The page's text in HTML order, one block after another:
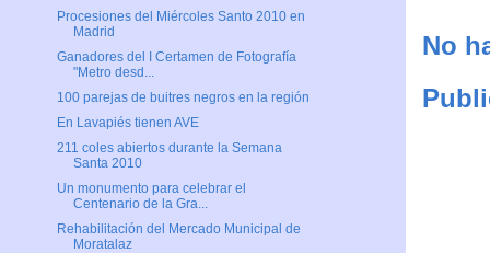
No
Procesiones del Miércoles Santo 2010 en
Madrid
Ganadores del I Certamen de Fotografía
"Metro desd...
100 parejas de buitres negros en la región
En Lavapiés tienen AVE
211 coles abiertos durante la Semana
Santa 2010
Un monumento para celebrar el
Centenario de la Gra...
Rehabilitación del Mercado Municipal de
Moratalaz